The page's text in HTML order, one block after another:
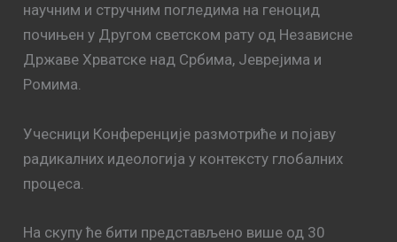
научним и стручним погледима на геноцид
почињен у Другом светском рату од Независне
Државе Хрватске над Србима, Јеврејима и
Ромима.
Учесници Конференције размотриће и појаву
радикалних идеологија у контексту глобалних
процеса.
На скупу ће бити представљено више од 30